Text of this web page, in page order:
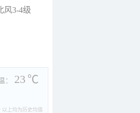
风3-4级
： 23 ℃
以上均为历史均值